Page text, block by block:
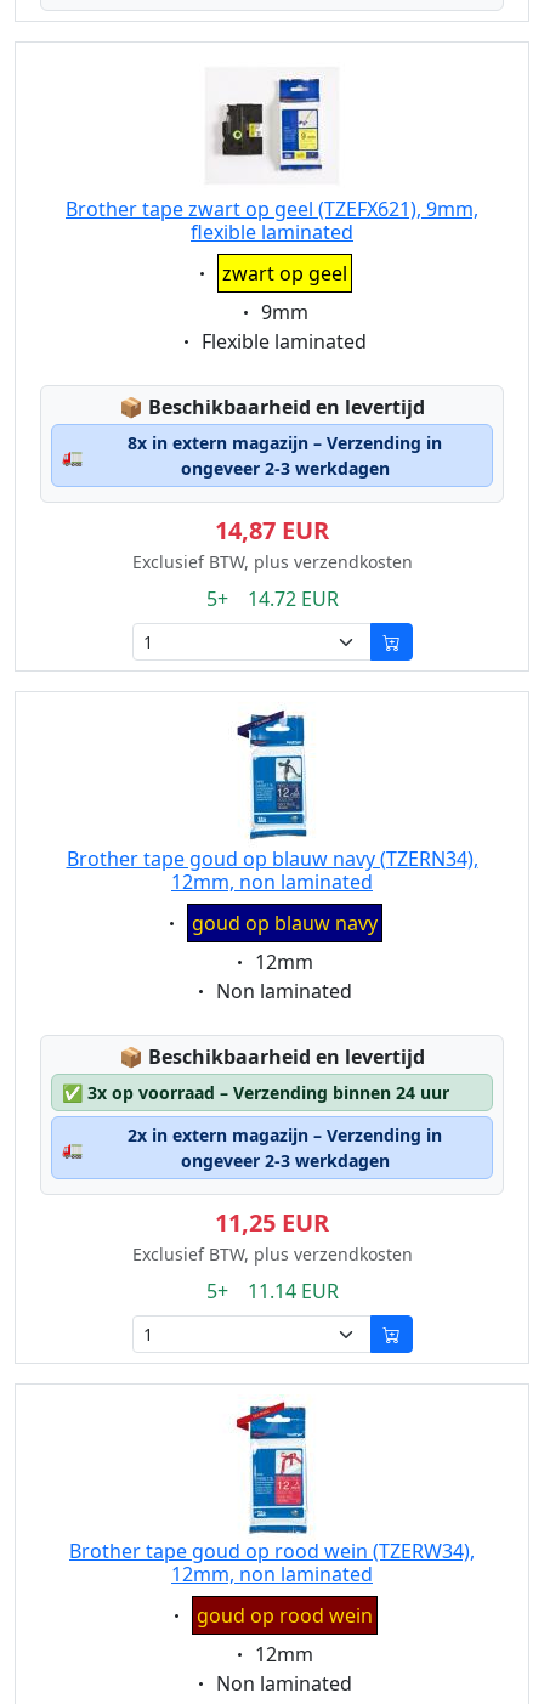
Brother tape zwart op geel (TZEFX621), 9mm,
flexible laminated
Eigenschaft:
zwart op geel
Eigenschaft:
9mm
Eigenschaft:
Flexible laminated
📦 Lagerstatus:
Beschikbaarheid en levertijd
🚛
8x in extern magazijn – Verzending in
ongeveer 2-3 werkdagen
14,87 EUR
Exclusief BTW, plus verzendkosten
5+ 14.72 EUR
Brother tape goud op blauw navy (TZERN34),
12mm, non laminated
Eigenschaft:
goud op blauw navy
Eigenschaft:
12mm
Eigenschaft:
Non laminated
📦 Lagerstatus:
Beschikbaarheid en levertijd
✅ 3x op voorraad – Verzending binnen 24 uur
🚛
2x in extern magazijn – Verzending in
ongeveer 2-3 werkdagen
11,25 EUR
Exclusief BTW, plus verzendkosten
5+ 11.14 EUR
Brother tape goud op rood wein (TZERW34),
12mm, non laminated
Eigenschaft:
goud op rood wein
Eigenschaft:
12mm
Eigenschaft:
Non laminated